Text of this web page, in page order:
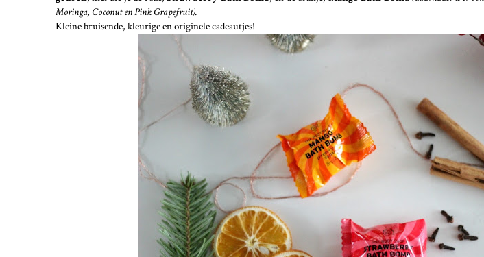
Moringa, Coconut en Pink Grapefruit).
Kleine bruisende, kleurige en originele cadeautjes!